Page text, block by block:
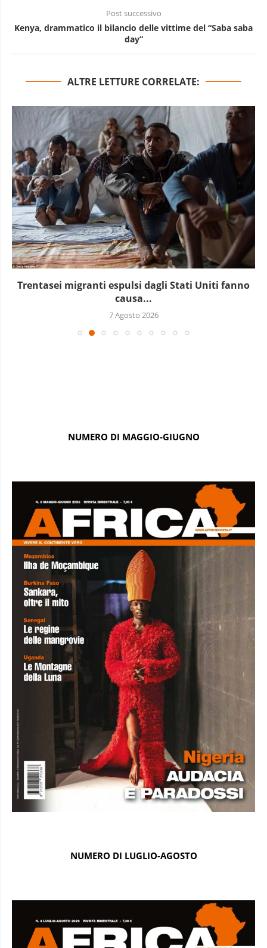
Post successivo
Kenya, drammatico il bilancio delle vittime del “Saba saba
day”
ALTRE LETTURE CORRELATE:
Trentasei migranti espulsi dagli Stati Uniti fanno
causa...
7 Agosto 2026
NUMERO DI MAGGIO-GIUGNO
NUMERO DI LUGLIO-AGOSTO